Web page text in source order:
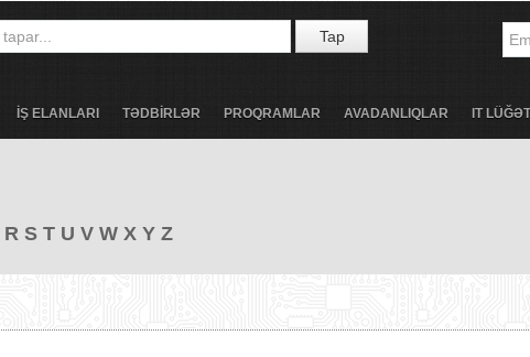
Tap
İŞ ELANLARI TƏDBİRLƏR PROQRAMLAR AVADANLIQLAR IT LÜĞƏT
R S T U V W X Y Z